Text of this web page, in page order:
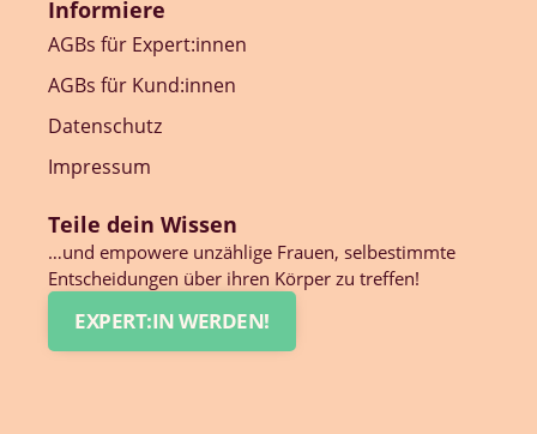
Informiere
AGBs für Expert:innen
AGBs für Kund:innen
Datenschutz
Impressum
Teile dein Wissen
…und empowere unzählige Frauen, selbestimmte
Entscheidungen über ihren Körper zu treffen!
EXPERT:IN WERDEN!